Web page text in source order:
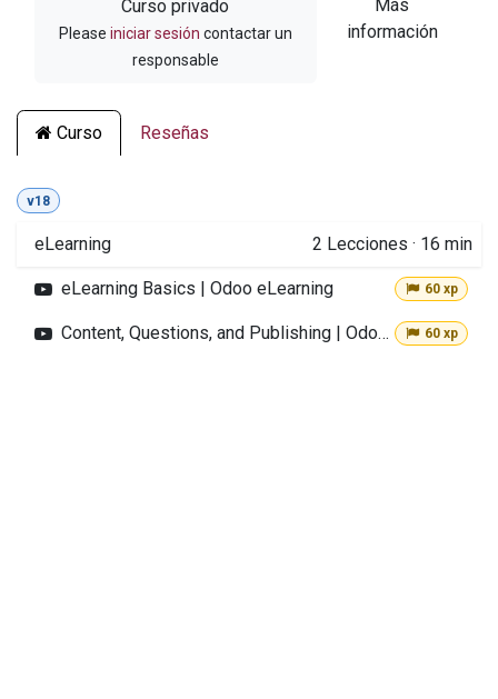
Curso privado
Please iniciar sesión contactar un
responsable
Más
información
Curso Reseñas
v18
eLearning 2 Lecciones · 16 min
eLearning Basics | Odoo eLearning 60 xp
Content, Questions, and Publishing | Odoo eLearning 60 xp